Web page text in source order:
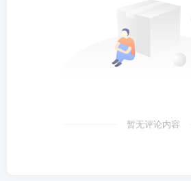
暂无评论内容